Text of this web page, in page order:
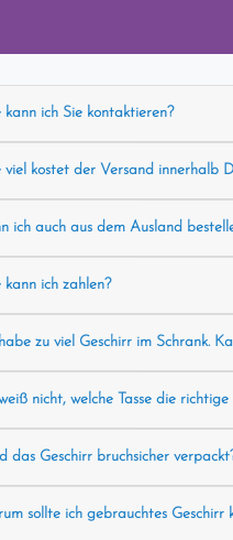
kann ich Sie kontaktieren?
viel kostet der Versand innerhalb
ich auch aus dem Ausland
kann ich zahlen?
zu viel Geschirr im Schrank.
nicht, welche Tasse die
das Geschirr bruchsicher
sollte ich gebrauchtes Geschirr